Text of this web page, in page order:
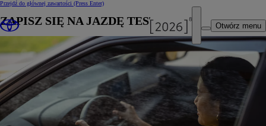
Przejdź do głównej zawartości (Press Enter)
Otwórz menu
ZAPISZ SIĘ NA JAZDĘ TESTOWĄ